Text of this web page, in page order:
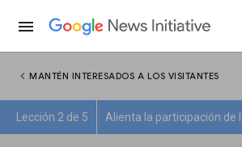
menu
chevron_left MANTÉN INTERESADOS A LOS VISITANTES
Lección 2 de 5